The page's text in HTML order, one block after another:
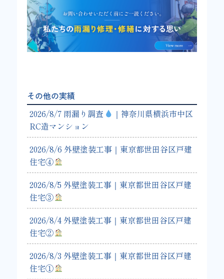
その他の実績
2026/8/7 雨漏り調査
｜神奈川県横浜市中区
RC造マンション
2026/8/6 外壁塗装工事｜東京都世田谷区戸建
住宅④
2026/8/5 外壁塗装工事｜東京都世田谷区戸建
住宅③
2026/8/4 外壁塗装工事｜東京都世田谷区戸建
住宅②
2026/8/3 外壁塗装工事｜東京都世田谷区戸建
住宅①